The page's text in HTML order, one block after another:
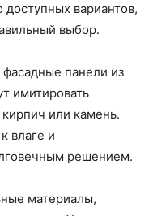
вариантов,
выбор.
панели из
имитировать
или камень.
влаге и
решением.
материалы,